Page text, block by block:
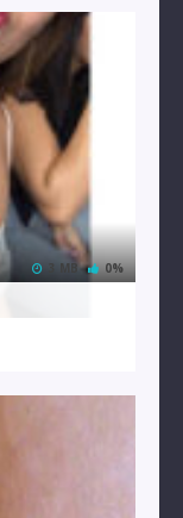
3 MB 0%